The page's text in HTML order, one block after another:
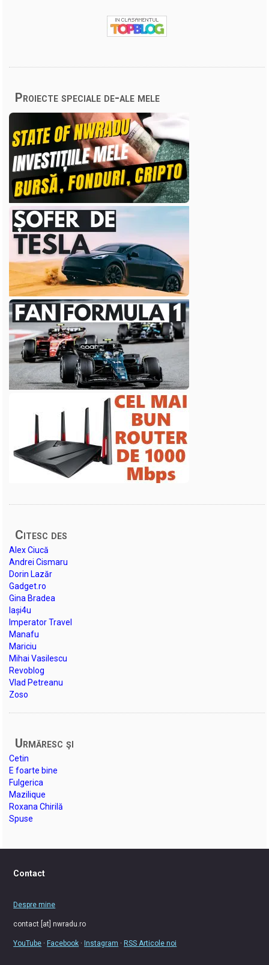
Proiecte speciale de-ale mele
Citesc des
Alex Ciucă
Andrei Cismaru
Dorin Lazăr
Gadget.ro
Gina Bradea
Iași4u
Imperator Travel
Manafu
Mariciu
Mihai Vasilescu
Revoblog
Vlad Petreanu
Zoso
Urmăresc şi
Cetin
E foarte bine
Fulgerica
Mazilique
Roxana Chirilă
Spuse
Contact
Despre mine
contact [at] nwradu.ro
YouTube ·Facebook ·Instagram ·RSS Articole noi